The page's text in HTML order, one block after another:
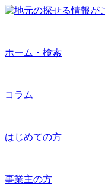
ホーム・検索
コラム
はじめての方
事業主の方